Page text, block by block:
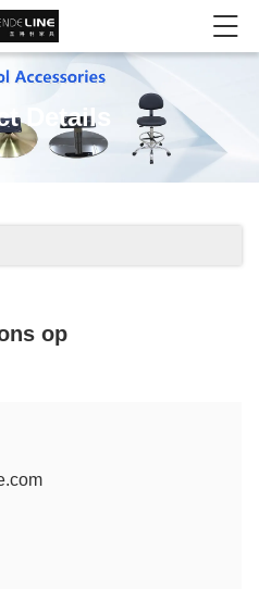
Details
op